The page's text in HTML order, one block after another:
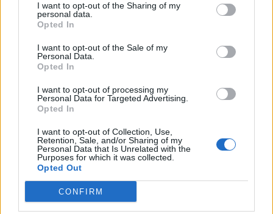
I want to opt-out of the Sharing of my
personal data.
Opted In
I want to opt-out of the Sale of my
Personal Data.
Opted In
I want to opt-out of processing my
Personal Data for Targeted Advertising.
Opted In
I want to opt-out of Collection, Use,
Retention, Sale, and/or Sharing of my
Personal Data that Is Unrelated with the
Purposes for which it was collected.
Opted Out
CONFIRM